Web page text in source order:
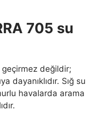
705 su
geçirmez değildir;
dayanıklıdır. Sığ su
havalarda arama